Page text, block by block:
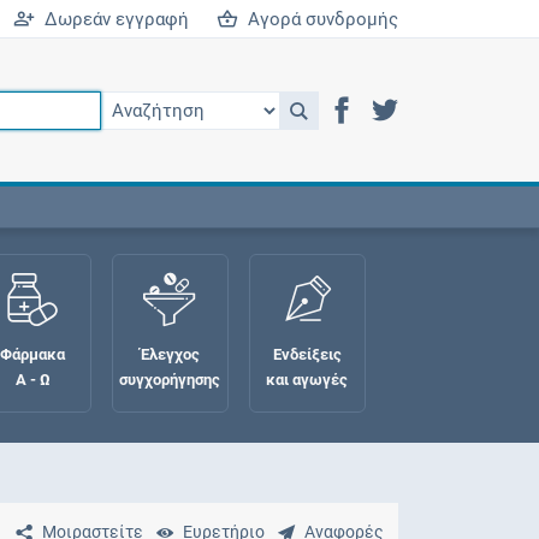
Δωρεάν εγγραφή Αγορά συνδρομής
Φάρμακα
Α - Ω
Έλεγχος
συγχορήγησης
Ενδείξεις
και αγωγές
Μοιραστείτε Ευρετήριο Αναφορές